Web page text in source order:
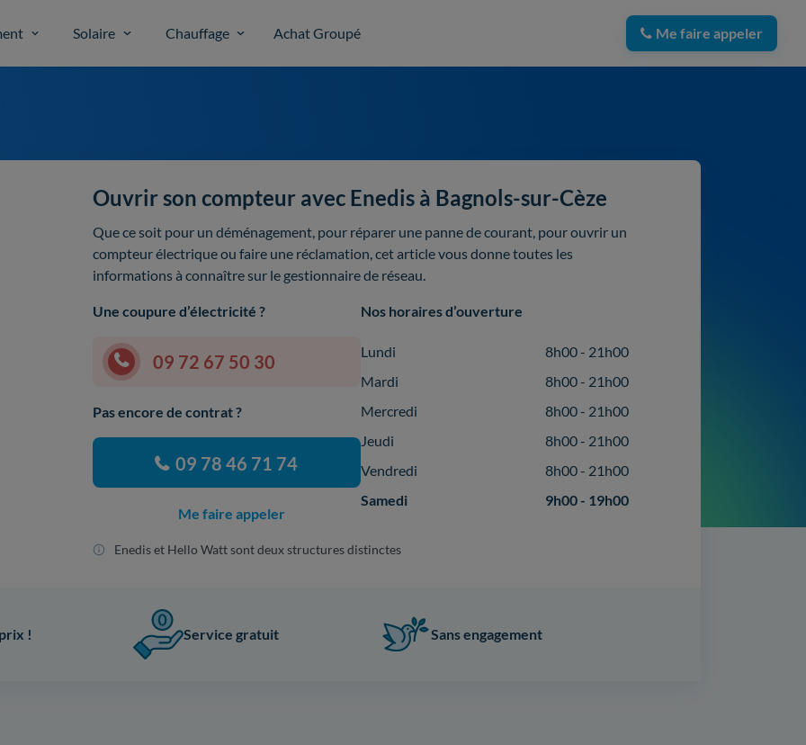
Solaire Chauffage Achat Groupé Me faire appeler
Ouvrir son compteur avec Enedis à Bagnols-sur-Cèze
Que ce soit pour un déménagement, pour réparer une panne de courant, pour ouvrir un
compteur électrique ou faire une réclamation, cet article vous donne toutes les
informations à connaître sur le gestionnaire de réseau.
Une coupure d’électricité ?
09 72 67 50 30
Pas encore de contrat ?
09 78 46 71 74
Me faire appeler
Nos horaires d’ouverture
Lundi
8h00 - 21h00
Mardi
8h00 - 21h00
Mercredi
8h00 - 21h00
Jeudi
8h00 - 21h00
Vendredi
8h00 - 21h00
Samedi
9h00 - 19h00
Enedis et Hello Watt sont deux structures distinctes
! Service gratuit Sans engagement